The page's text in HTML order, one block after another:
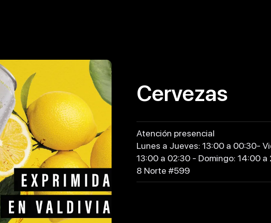
Cervezas
Atención presencial
Lunes a Jueves: 13:00 a 00:30-
13:00 a 02:30 - Domingo: 14:00 a
8 Norte #599